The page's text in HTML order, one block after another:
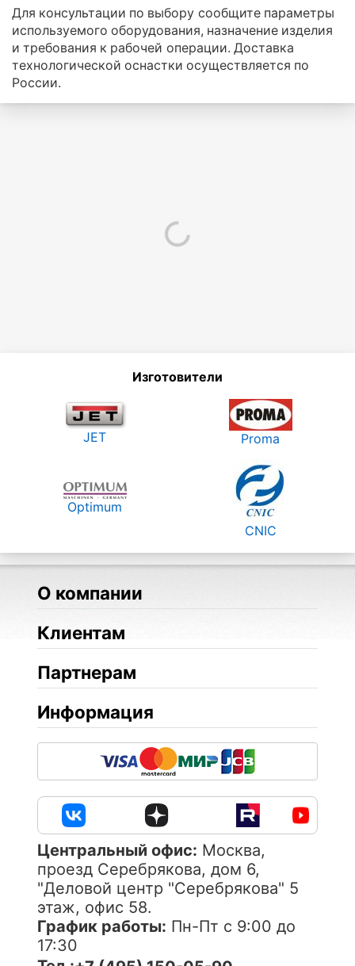
Для консультации по выбору сообщите параметры
используемого оборудования, назначение изделия
и требования к рабочей операции. Доставка
технологической оснастки осуществляется по
России.
Изготовители
JET Proma
Optimum
CNIC
О компании
Клиентам
Партнерам
Информация
Центральный офис: Москва,
проезд Серебрякова, дом 6,
"Деловой центр "Серебрякова" 5
этаж, офис 58.
График работы: Пн-Пт с 9:00 до
17:30